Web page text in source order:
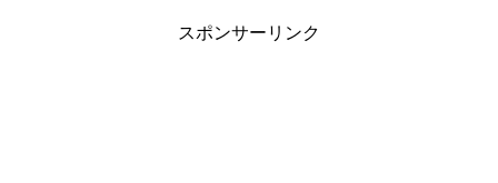
スポンサーリンク